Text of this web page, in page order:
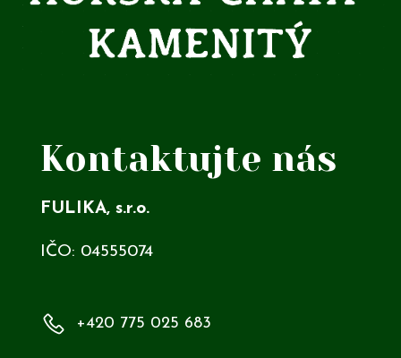
Kontaktujte nás
FULIKA, s.r.o.
IČO: 04555074
+420 775 025 683